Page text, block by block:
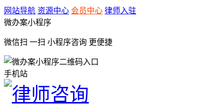
网站导航 资源中心 会员中心 律师入驻
微办案小程序
微信扫 一扫 小程序咨询 更便捷
手机站